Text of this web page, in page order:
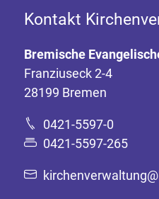
Kontakt
Bremische
Franziuseck 2-4
28199 Bremen
0421-5597-0
0421-5597-265